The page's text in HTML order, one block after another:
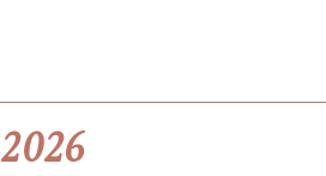
2026